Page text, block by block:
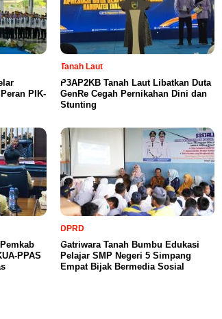
PIK-
Tanah Laut
P3AP2KB Tanah Laut Libatkan Duta
GenRe Cegah Pernikahan Dini dan
Stunting
PPAS
DPRD
Gatriwara Tanah Bumbu Edukasi
Pelajar SMP Negeri 5 Simpang
Empat Bijak Bermedia Sosial